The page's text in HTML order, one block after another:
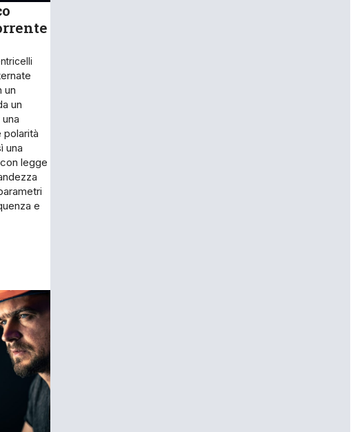
un
un
polarità
una
legge
e